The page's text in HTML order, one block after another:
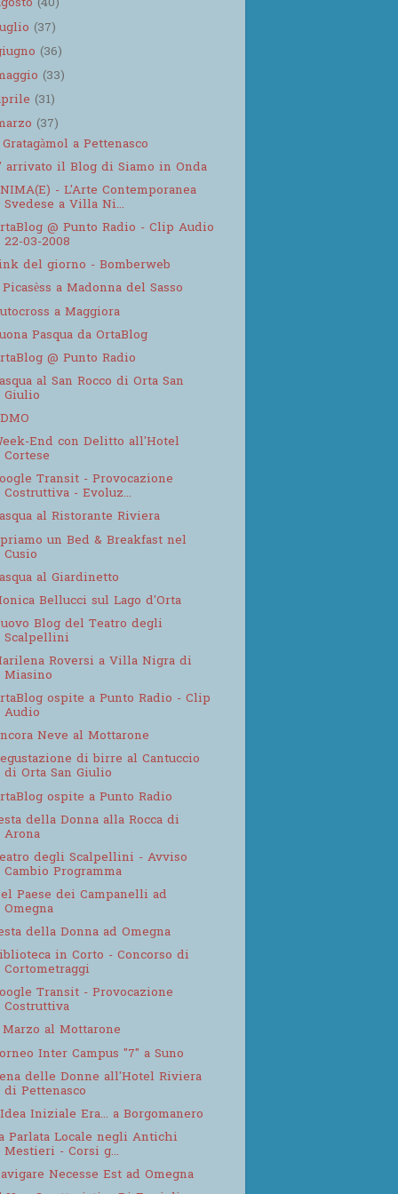
(40)
(37)
(36)
(33)
(31)
(37)
a Pettenasco
arrivato il Blog di Siamo in Onda
- L'Arte Contemporanea
Svedese a Villa Ni...
@ Punto Radio - Clip Audio
22-03-2008
del giorno - Bomberweb
a Madonna del Sasso
a Maggiora
Pasqua da OrtaBlog
@ Punto Radio
al San Rocco di Orta San
Giulio
End con Delitto all'Hotel
Cortese
Transit - Provocazione
Costruttiva - Evoluz...
al Ristorante Riviera
un Bed & Breakfast nel
Cusio
al Giardinetto
Bellucci sul Lago d'Orta
Blog del Teatro degli
Scalpellini
Roversi a Villa Nigra di
Miasino
ospite a Punto Radio - Clip
Audio
Neve al Mottarone
di birre al Cantuccio
di Orta San Giulio
ospite a Punto Radio
della Donna alla Rocca di
Arona
degli Scalpellini - Avviso
Cambio Programma
Paese dei Campanelli ad
Omegna
della Donna ad Omegna
in Corto - Concorso di
Cortometraggi
Transit - Provocazione
Costruttiva
al Mottarone
Inter Campus "7" a Suno
delle Donne all'Hotel Riviera
di Pettenasco
Iniziale Era... a Borgomanero
Parlata Locale negli Antichi
Mestieri - Corsi g...
Necesse Est ad Omegna